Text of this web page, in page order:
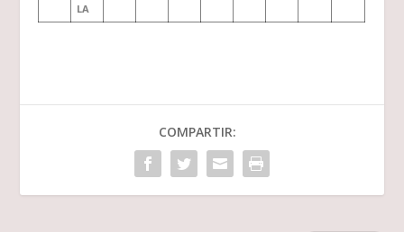
LA
COMPARTIR: